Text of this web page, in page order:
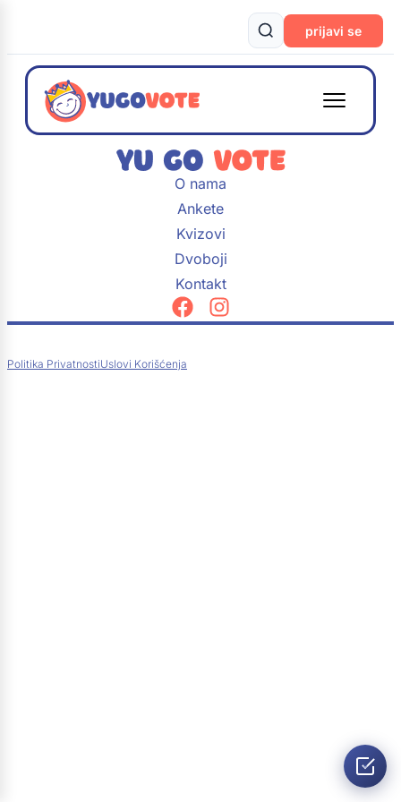
prijavi se
O nama
Ankete
Kvizovi
Dvoboji
Kontakt
Politika PrivatnostiUslovi Korišćenja